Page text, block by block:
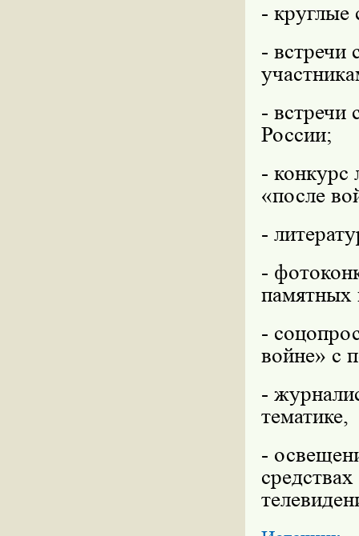
- круглые
- встречи
- встречи
России;
- конкурс
«после
-
-
памятных
-
войне» с
-
тематике,
-